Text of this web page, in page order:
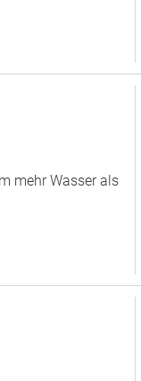
mehr Wasser als